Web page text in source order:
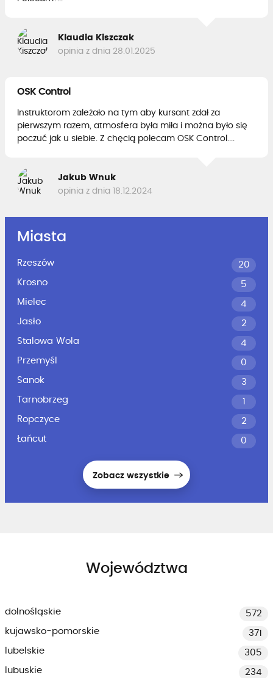
Klaudia Kiszczak
opinia z dnia 28.01.2025
OSK Control
Instruktorom zależało na tym aby kursant zdał za
pierwszym razem, atmosfera była miła i można było się
poczuć jak u siebie. Z chęcią polecam OSK Control....
Jakub Wnuk
opinia z dnia 18.12.2024
Miasta
Rzeszów
20
Krosno
5
Mielec
4
Jasło
2
Stalowa Wola
4
Przemyśl
0
Sanok
3
Tarnobrzeg
1
Ropczyce
2
Łańcut
0
Zobacz wszystkie
Województwa
dolnośląskie
572
kujawsko-pomorskie
371
lubelskie
305
lubuskie
234